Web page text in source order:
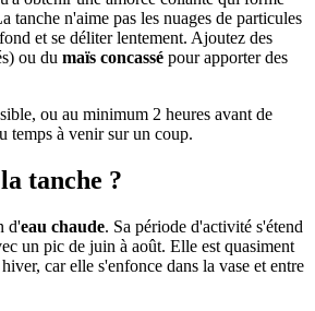
tanche n'aime pas les nuages de particules
et se déliter lentement. Ajoutez des
ou du maïs concassé pour apporter des
ou au minimum 2 heures avant de
temps à venir sur un coup.
tanche ?
d'eau chaude. Sa période d'activité s'étend
un pic de juin à août. Elle est quasiment
car elle s'enfonce dans la vase et entre